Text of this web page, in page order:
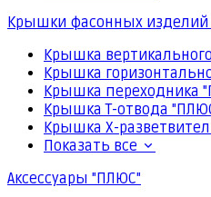
Крышки фасонных
Крышка
Крышка
Крышка переходника
Крышка Т-отвода
Крышка Х-
Показать все
Аксессуары "ПЛЮС"